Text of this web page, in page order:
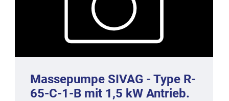
Massepumpe SIVAG - Type R-
65-C-1-B mit 1,5 kW Antrieb.